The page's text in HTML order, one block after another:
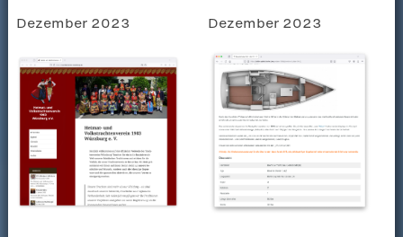
Dezember 2023 Dezember 2023